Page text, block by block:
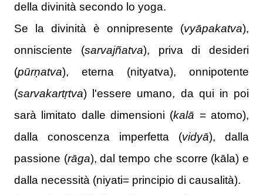
della divinità secondo lo yoga.
Se la divinità è onnipresente (vyāpakatva),
onnisciente (sarvajñatva), priva di desideri
(pūrṇatva), eterna (nityatva), onnipotente
(sarvakartṛtva)
l'essere umano, da qui in poi
sarà limitato dalle dimensioni (kalā = atomo),
dalla conoscenza imperfetta (vidyā), dalla
passione (rāga), dal tempo che scorre (kāla) e
dalla necessità (niyati= principio di causalità).